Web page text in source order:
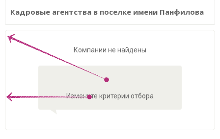
Кадровые агентства в поселке имени Панфилова
Компании не найдены
Измените критерии отбора